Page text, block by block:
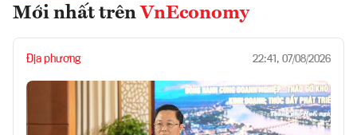
Mới nhất trên VnEconomy
Địa phương 22:41, 07/08/2026